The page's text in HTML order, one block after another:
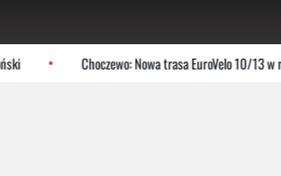
Choczewo: Nowa trasa EuroVelo 10/13 w